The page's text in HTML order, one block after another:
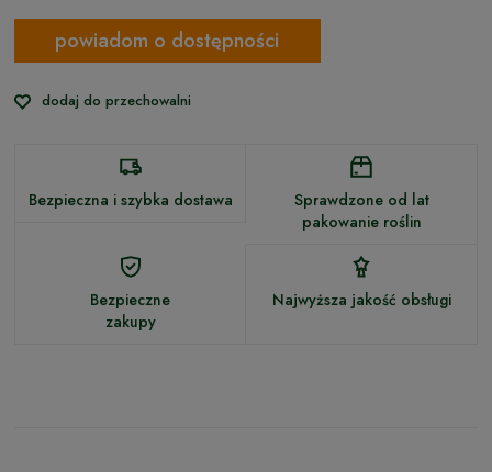
powiadom o dostępności
dodaj do przechowalni
Bezpieczna i szybka dostawa
Sprawdzone od lat
pakowanie roślin
Bezpieczne
zakupy
Najwyższa jakość obsługi